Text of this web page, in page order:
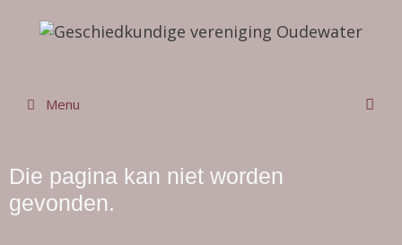
Menu
Die pagina kan niet worden
gevonden.